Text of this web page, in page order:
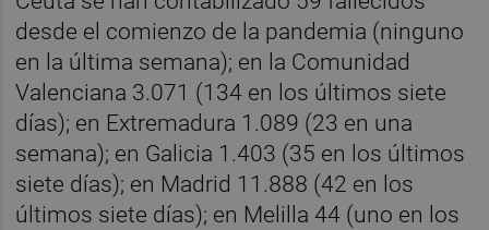
desde el comienzo de la pandemia (ninguno
en la última semana); en la Comunidad
Valenciana 3.071 (134 en los últimos siete
días); en Extremadura 1.089 (23 en una
semana); en Galicia 1.403 (35 en los últimos
siete días); en Madrid 11.888 (42 en los
últimos siete días); en Melilla 44 (uno en los